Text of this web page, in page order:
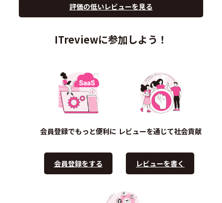
評価の低いレビューを見る
ITreviewに参加しよう！
会員登録でもっと便利に
会員登録をする
レビューを通じて社会貢献
レビューを書く